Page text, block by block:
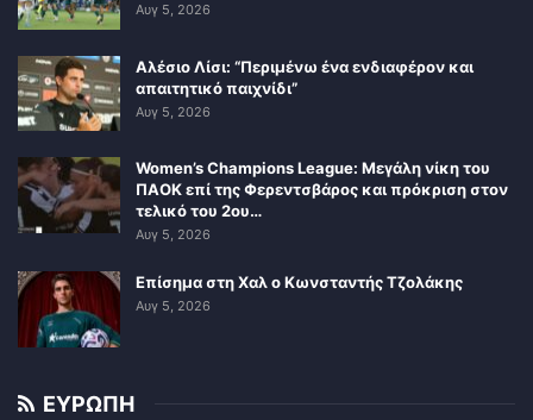
Αυγ 5, 2026
Αλέσιο Λίσι: “Περιμένω ένα ενδιαφέρον και
απαιτητικό παιχνίδι”
Αυγ 5, 2026
Women’s Champions League: Μεγάλη νίκη του
ΠΑΟΚ επί της Φερεντσβάρος και πρόκριση στον
τελικό του 2ου…
Αυγ 5, 2026
Επίσημα στη Χαλ ο Κωνσταντής Τζολάκης
Αυγ 5, 2026
ΕΥΡΩΠΗ